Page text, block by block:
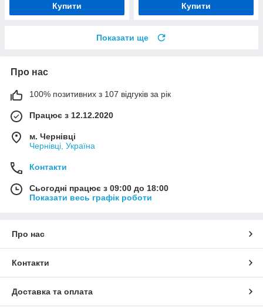
Купити Купити
Показати ще
Про нас
100% позитивних з 107 відгуків за рік
Працює з 12.12.2020
м. Чернівці
Чернівці, Україна
Контакти
Сьогодні працює з 09:00 до 18:00
Показати весь графік роботи
Про нас
Контакти
Доставка та оплата